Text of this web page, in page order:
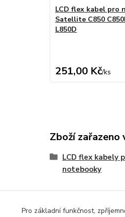
LCD flex kabel pro
Satellite C850
L850D
251,00 Kč/ks
Zboží zařazeno
LCD flex kabely
notebooky
Pro základní funkčnost,